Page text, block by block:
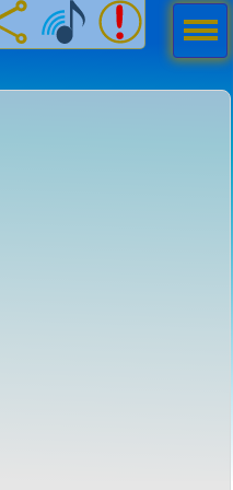
Men
ú